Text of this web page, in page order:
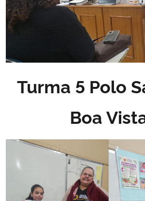
Turma 5 Polo
Boa